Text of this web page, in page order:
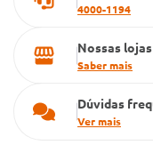
4000-1194
Nossas lojas
Saber mais
Dúvidas
Ver mais